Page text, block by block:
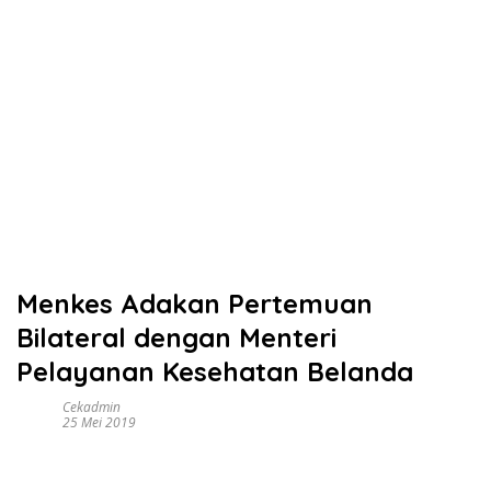
Menkes Adakan Pertemuan
Bilateral dengan Menteri
Pelayanan Kesehatan Belanda
Cekadmin
25 Mei 2019